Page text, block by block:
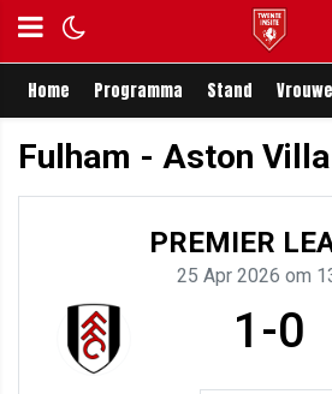
Home Programma Stand
Fulham - Aston Villa
PREMIER
25 Apr 2026 om
1-0